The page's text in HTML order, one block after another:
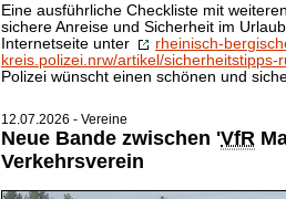
Eine ausführliche Checkliste mit
sichere Anreise und Sicherheit im
Internetseite unter
rheinisch-
kreis.polizei.nrw/artikel/
Polizei wünscht einen schönen und
12.07.2026 - Vereine
Neue Bande zwischen 'VfR
Verkehrsverein